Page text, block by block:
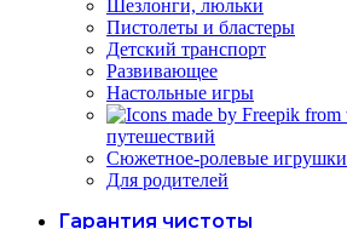
Шезлонги, люльки
Пистолеты и бластеры
Детский транспорт
Развивающее
Настольные игры
путешествий
Сюжетное-ролевые игрушки
Для родителей
Гарантия чистоты